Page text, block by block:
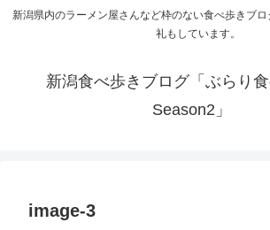
新潟県内のラーメン屋さんなど枠のない食べ歩きブ
礼もしています。
新潟食べ歩きブログ「ぶらり
Season2」
image-3